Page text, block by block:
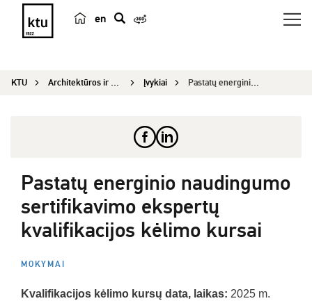
en
e
KTU Architektūros ir statybos institutas Įvykiai Pastatų energinio naudingumo sertifikavimo ekspe...
Pastatų energinio naudingumo
sertifikavimo ekspertų
kvalifikacijos kėlimo kursai
MOKYMAI
Kvalifikacijos kėlimo kursų data, laikas: 2025 m.